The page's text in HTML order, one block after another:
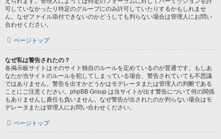
可していなかったり特定のグループにのみ許可していたりするかもしれませ
ん。なぜファイル添付できないのかどうしても判らない場合は管理人にお問い
合わせください。
ページトップ
なぜ私は警告されたの？
各掲示板サイトはそのサイト独自のルールを定めているのが普通です。もしあ
なたが当サイトのルールを犯してしまっている場合、警告されていても不思議
ではありません。警告を出すかどうかはモデレータまたは管理人の判断である
ことにご注意ください。phpBB Group は当サイトが出す警告について何の関係
もありませんし責任も負いません。なぜ警告が出されたのか判らない場合はモ
デレータまたは管理人にお問い合わせください。
ページトップ